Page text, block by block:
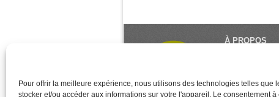
Pour offrir la meilleure expérience, nous utilisons des technologies telles que
stocker et/ou accéder aux informations sur votre l'appareil. Le consentement
À PROPOS
créé et géré
des